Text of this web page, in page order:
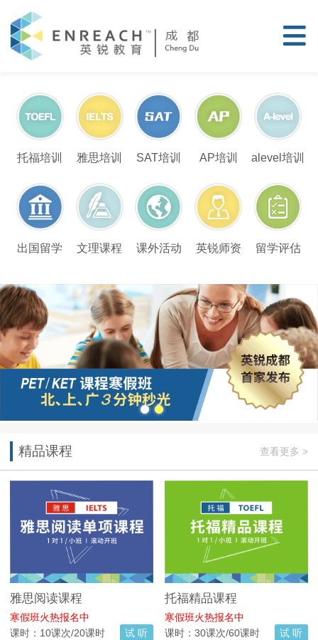
托福培训 雅思培训 SAT培训 AP培训 alevel培训
出国留学 文理课程 课外活动 英锐师资 留学评估
精品课程 查看更多 >
雅思阅读课程
寒假班火热报名中
课时：10课次/20课时
试 听
托福精品课程
寒假班火热报名中
课时：30课次/60课时
试 听